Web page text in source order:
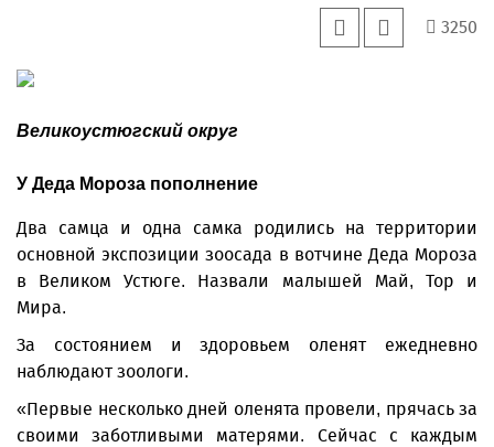
3250
Великоустюгский округ
У Деда Мороза пополнение
Два самца и одна самка родились на территории
основной экспозиции зоосада в вотчине Деда Мороза
в Великом Устюге. Назвали малышей Май, Тор и
Мира.
За состоянием и здоровьем оленят ежедневно
наблюдают зоологи.
«Первые несколько дней оленята провели, прячась за
своими заботливыми матерями. Сейчас с каждым